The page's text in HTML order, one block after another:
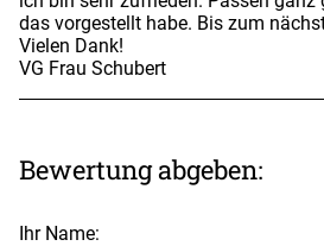
das vorgestellt habe. Bis zum
Vielen Dank!
VG Frau Schubert
Bewertung abgeben:
Ihr Name: